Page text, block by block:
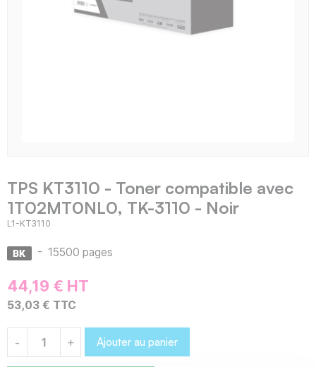
TPS KT3110 - Toner compatible avec
1T02MT0NL0, TK-3110 - Noir
L1-KT3110
- 15500 pages
44,19 € HT
53,03 € TTC
- + Ajouter au panier